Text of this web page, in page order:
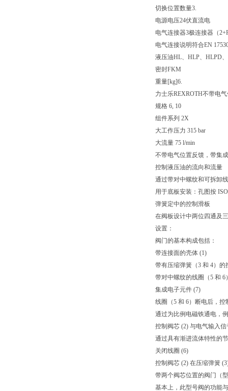
切换位置数量3.
电源电压24伏直流电
电气连接器3极连接器（
电气连接说明符合EN
液压油HL、HLP、HLPD
密封FKM
重量[kg]6.
力士乐REXROTH不带电
规格 6, 10
组件系列 2X
大工作压力 315 bar
大流量 75 l/min
不带电气位置反馈，带集
控制液压油的流向和流量
通过带对中螺纹和可拆卸
用于底板安装：孔图按
弹簧定中的控制滑板
在阀板设计中两位四通及
设置：
阀门的基本构成包括：
带连接面的壳体 (1)
带有压缩弹簧（3 和 4）的
带对中螺纹的线圈（5 和 6
集成电子元件 (7)
线圈（5 和 6）断电后，
通过为比例电磁铁通电，
控制阀芯 (2) 与电气输入
通过具有渐进流体特性的
关闭线圈 (6)
控制阀芯 (2) 在压缩弹簧
带两个阀芯位置的阀门（
基本上，此型号阀的功能